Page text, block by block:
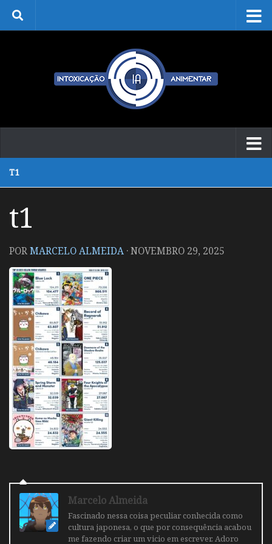
Skip to content
T1
t1
PORMARCELO ALMEIDA ·NOVEMBRO 29, 2025
Marcelo Almeida
Fascinado nessa coisa peculiar conhecida como
cultura japonesa, o que por consequência acabou
me fazendo criar um vicio em escrever. Adoro